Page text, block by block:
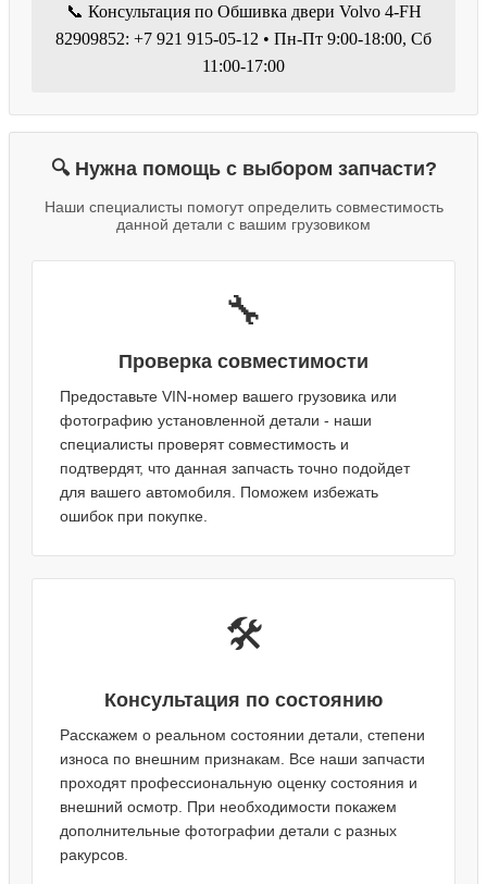
📞 Консультация по Обшивка двери Volvo 4-FH
82909852: +7 921 915-05-12 • Пн-Пт 9:00-18:00, Сб
11:00-17:00
🔍 Нужна помощь с выбором запчасти?
Наши специалисты помогут определить совместимость
данной детали с вашим грузовиком
🔧
Проверка совместимости
Предоставьте VIN-номер вашего грузовика или
фотографию установленной детали - наши
специалисты проверят совместимость и
подтвердят, что данная запчасть точно подойдет
для вашего автомобиля. Поможем избежать
ошибок при покупке.
🛠️
Консультация по состоянию
Расскажем о реальном состоянии детали, степени
износа по внешним признакам. Все наши запчасти
проходят профессиональную оценку состояния и
внешний осмотр. При необходимости покажем
дополнительные фотографии детали с разных
ракурсов.